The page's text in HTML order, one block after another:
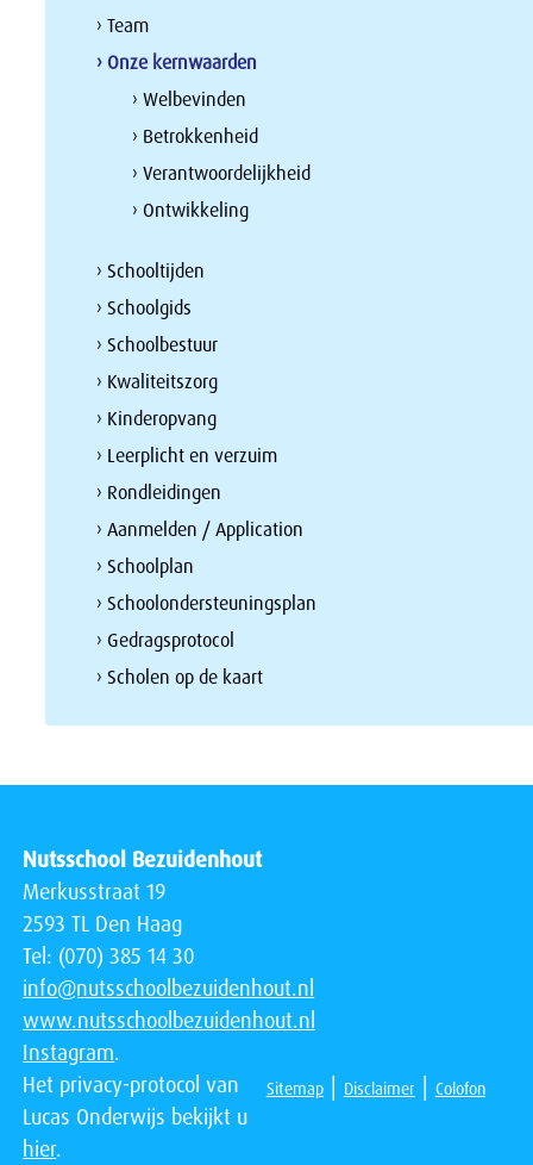
› Team
› Onze kernwaarden
› Welbevinden
› Betrokkenheid
› Verantwoordelijkheid
› Ontwikkeling
› Schooltijden
› Schoolgids
› Schoolbestuur
› Kwaliteitszorg
› Kinderopvang
› Leerplicht en verzuim
› Rondleidingen
› Aanmelden / Application
› Schoolplan
› Schoolondersteuningsplan
› Gedragsprotocol
› Scholen op de kaart
Nutsschool Bezuidenhout
Merkusstraat 19
2593 TL Den Haag
Tel: (070) 385 14 30
info@nutsschoolbezuidenhout.nl
www.nutsschoolbezuidenhout.nl
Instagram.
Het privacy-protocol van
Lucas Onderwijs bekijkt u
hier.
Sitemap| Disclaimer | Colofon